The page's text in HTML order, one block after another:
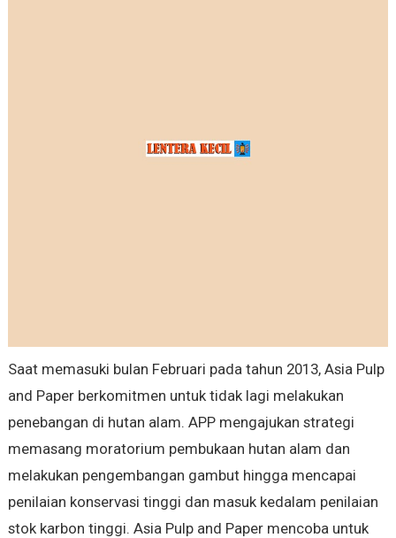
Saat memasuki bulan Februari pada tahun 2013, Asia Pulp
and Paper berkomitmen untuk tidak lagi melakukan
penebangan di hutan alam. APP mengajukan strategi
memasang moratorium pembukaan hutan alam dan
melakukan pengembangan gambut hingga mencapai
penilaian konservasi tinggi dan masuk kedalam penilaian
stok karbon tinggi. Asia Pulp and Paper mencoba untuk